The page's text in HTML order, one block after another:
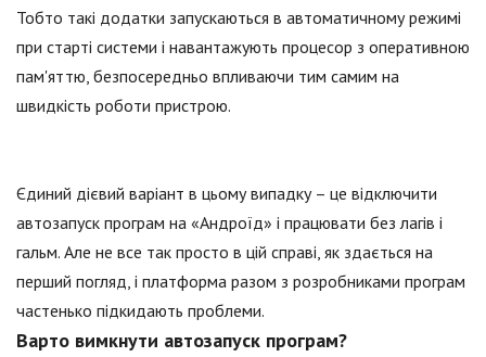
Тобто такі додатки запускаються в автоматичному режимі
при старті системи і навантажують процесор з оперативною
пам'яттю, безпосередньо впливаючи тим самим на
швидкість роботи пристрою.
Єдиний дієвий варіант в цьому випадку – це відключити
автозапуск програм на «Андроїд» і працювати без лагів і
гальм. Але не все так просто в цій справі, як здається на
перший погляд, і платформа разом з розробниками програм
частенько підкидають проблеми.
Варто вимкнути автозапуск програм?